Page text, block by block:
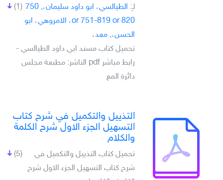
(1) لـِ:
الطيالسي، ابو داود سليمان،, 750
or 751-819 or 820، الامروهي، ابو
الحسن،, معد،
تحميل كتاب مسند ابي داود الطيالسي -
رابط مباشر pdf الناشر: مطبعة مجلس
دائرة المع
التذييل والتكميل في شرح كتاب
التسهيل الجزء الاول شرح الكلمة
والكلام
(5)
تحميل كتاب التذييل والتكميل في
شرح كتاب التسهيل الجزء الاول شرح